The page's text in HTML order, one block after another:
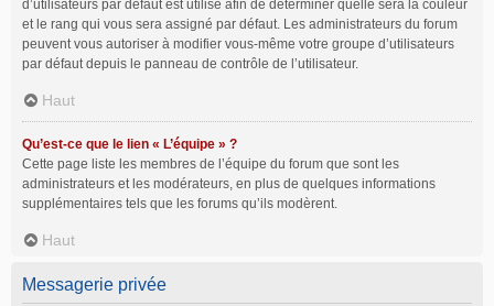
d’utilisateurs par défaut est utilisé afin de déterminer quelle sera la couleur
et le rang qui vous sera assigné par défaut. Les administrateurs du forum
peuvent vous autoriser à modifier vous-même votre groupe d’utilisateurs
par défaut depuis le panneau de contrôle de l’utilisateur.
Haut
Qu’est-ce que le lien « L’équipe » ?
Cette page liste les membres de l’équipe du forum que sont les
administrateurs et les modérateurs, en plus de quelques informations
supplémentaires tels que les forums qu’ils modèrent.
Haut
Messagerie privée